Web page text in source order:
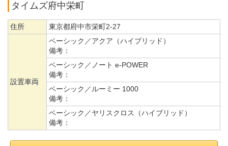
タイムズ府中栄町
住所 東京都府中市栄町2-27
設置車両
ベーシック／アクア（ハイブリッド）
備考：
ベーシック／ノート e-POWER
備考：
ベーシック／ルーミー 1000
備考：
ベーシック／ヤリスクロス（ハイブリッド）
備考：